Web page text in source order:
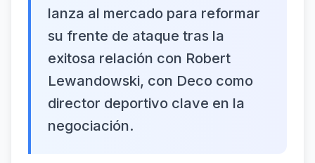
lanza al mercado para reformar
su frente de ataque tras la
exitosa relación con Robert
Lewandowski, con Deco como
director deportivo clave en la
negociación.